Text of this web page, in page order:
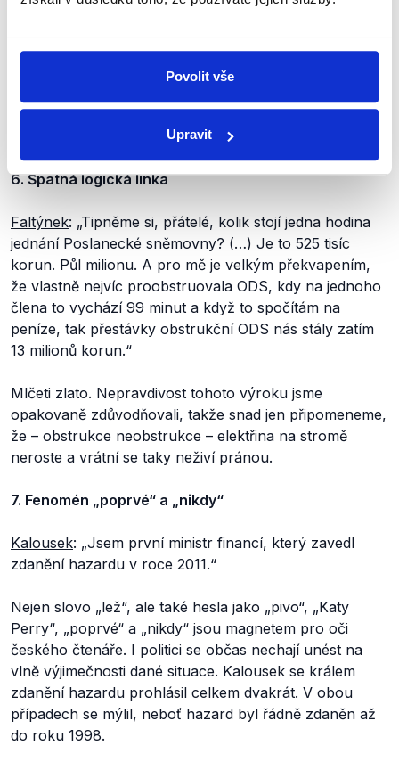
Povolit vše
Upravit
osoby ženského pohlaví, které údajně dovedou
interpretovat i senzorické procesy. Není to však
nedovolujeme si tedy toto genderově nekorektní
6. Špatná logická linka
Faltýnek: „Tipněme si, přátelé, kolik stojí jedna hodina
jednání Poslanecké sněmovny? (…) Je to 525 tisíc
korun. Půl milionu. A pro mě je velkým překvapením,
že vlastně nejvíc proobstruovala ODS, kdy na jednoho
člena to vychází 99 minut a když to spočítám na
peníze, tak přestávky obstrukční ODS nás stály zatím
13 milionů korun.“
Mlčeti zlato. Nepravdivost tohoto výroku jsme
opakovaně zdůvodňovali, takže snad jen připomeneme,
že – obstrukce neobstrukce – elektřina na stromě
neroste a vrátní se taky neživí pránou.
7. Fenomén „poprvé“ a „nikdy“
Kalousek: „Jsem první ministr financí, který zavedl
zdanění hazardu v roce 2011.“
Nejen slovo „lež“, ale také hesla jako „pivo“, „Katy
Perry“, „poprvé“ a „nikdy“ jsou magnetem pro oči
českého čtenáře. I politici se občas nechají unést na
vlně výjimečnosti dané situace. Kalousek se králem
zdanění hazardu prohlásil celkem dvakrát. V obou
případech se mýlil, neboť hazard byl řádně zdaněn až
do roku 1998.